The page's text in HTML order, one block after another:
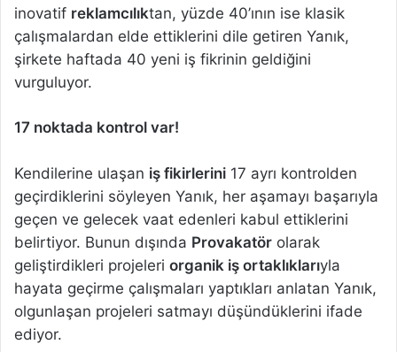
inovatif reklamcılıktan, yüzde 40’ının ise klasik
çalışmalardan elde ettiklerini dile getiren Yanık,
şirkete haftada 40 yeni iş fikrinin geldiğini
vurguluyor.
17 noktada kontrol var!
Kendilerine ulaşan iş fikirlerini 17 ayrı kontrolden
geçirdiklerini söyleyen Yanık, her aşamayı başarıyla
geçen ve gelecek vaat edenleri kabul ettiklerini
belirtiyor. Bunun dışında Provakatör olarak
geliştirdikleri projeleri organik iş ortaklıklarıyla
hayata geçirme çalışmaları yaptıkları anlatan Yanık,
olgunlaşan projeleri satmayı düşündüklerini ifade
ediyor.